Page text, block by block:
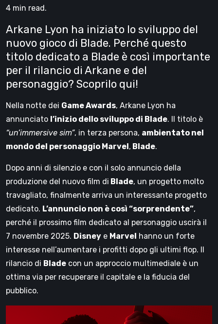
4 min read.
Arkane Lyon ha iniziato lo sviluppo del
nuovo gioco di Blade. Perché questo
titolo dedicato a Blade è così importante
per il rilancio di Arkane e del
personaggio? Scoprilo qui!
Nella notte dei Game Awards, Arkane Lyon ha
annunciato l’inizio dello sviluppo di Blade. Il titolo è
“un’immersive sim”, in terza persona, ambientato nel
mondo del personaggio Marvel , Blade.
Dopo anni di silenzio e con il solo annuncio della
produzione del nuovo film di Blade, un progetto molto
travagliato, finalmente arriva un interessante progetto
dedicato. L’annuncio non è così “sorprendente”,
perché il prossimo film dedicato al personaggio uscirà il
7 novembre 2025. Disney e Marvel hanno un forte
interesse nell’aumentare i profitti dopo gli ultimi flop. Il
rilancio di Blade con un approccio multimediale è un
ottima via per recuperare il capitale e la fiducia del
pubblico.